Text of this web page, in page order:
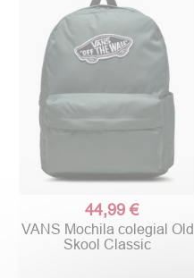
44,99 €
VANS Mochila colegial Old
Skool Classic